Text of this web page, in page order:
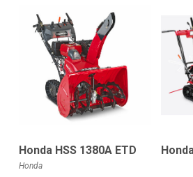
Honda HSS 1380A ETD
Honda